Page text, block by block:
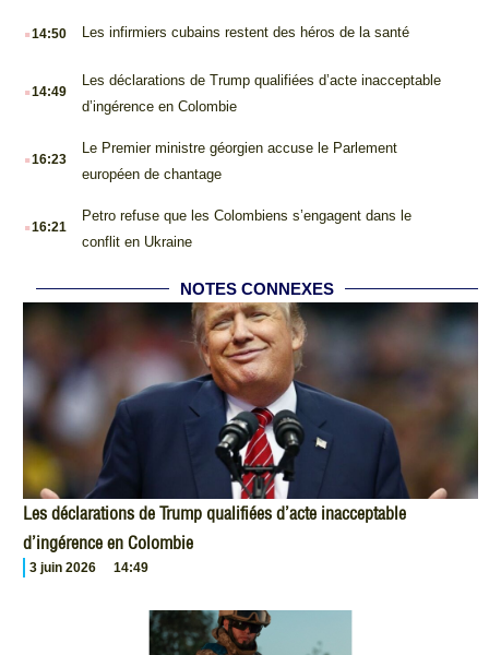
.14:50 Les infirmiers cubains restent des héros de la santé
.14:49
Les déclarations de Trump qualifiées d’acte inacceptable
d’ingérence en Colombie
.16:23
Le Premier ministre géorgien accuse le Parlement
européen de chantage
.16:21
Petro refuse que les Colombiens s’engagent dans le
conflit en Ukraine
NOTES CONNEXES
Les déclarations de Trump qualifiées d’acte inacceptable
d’ingérence en Colombie
3 juin 2026 14:49